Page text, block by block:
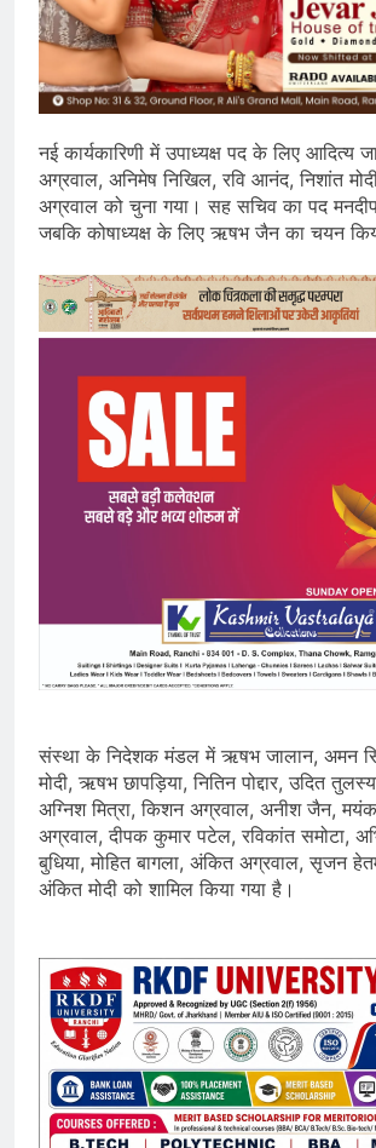
नई कार्यकारिणी में उपाध्यक्ष पद के लिए आदित्य
अग्रवाल, अनिमेष निखिल, रवि आनंद, निशांत
अग्रवाल को चुना गया। सह सचिव का पद
जबकि कोषाध्यक्ष के लिए ऋषभ जैन का चयन
संस्था के निदेशक मंडल में ऋषभ जालान, अमन
मोदी, ऋषभ छापड़िया, नितिन पोद्दार, उदित
अग्निश मित्रा, किशन अग्रवाल, अनीश जैन,
अग्रवाल, दीपक कुमार पटेल, रविकांत समोटा,
बुधिया, मोहित बागला, अंकित अग्रवाल, सृजन
अंकित मोदी को शामिल किया गया है।